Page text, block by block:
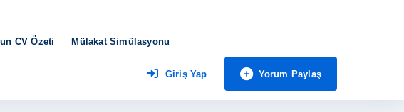
CV Özeti Mülakat Simülasyonu
Giriş Yap Yorum Paylaş